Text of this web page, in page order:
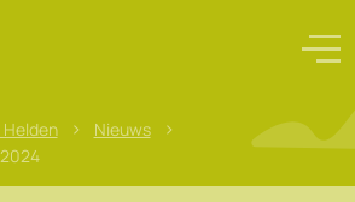
Helden > Nieuws >